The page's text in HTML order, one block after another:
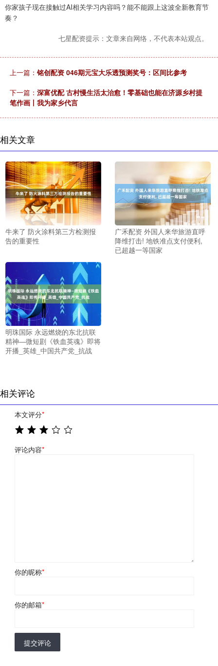
你家孩子现在接触过AI相关学习内容吗？能不能跟上这波全新教育节
奏？
七星配资提示：文章来自网络，不代表本站观点。
上一篇： 铭创配资 046期元宝大乐透预测奖号：区间比参考
下一篇： 深富优配 古村慢生活太治愈！零基础也能在济源乡村提
笔作画丨我为家乡代言
相关文章
牛来了 防火涂料第三方检测报
告的重要性
广禾配资 外国人来华旅游直呼
降维打击! 地铁准点支付便利,
已超越一等国家
明珠国际 永远燃烧的东北抗联
精神—微短剧《铁血英魂》即将
开播_英雄_中国共产党_抗战
相关评论
本文评分*
评论内容*
你的昵称*
你的邮箱*
提交评论